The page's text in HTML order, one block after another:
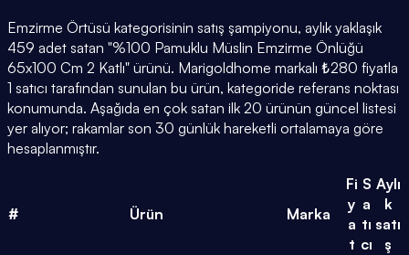
Emzirme Örtüsü kategorisinin satış şampiyonu, aylık yaklaşık
459 adet satan "%100 Pamuklu Müslin Emzirme Önlüğü
65x100 Cm 2 Katlı" ürünü. Marigoldhome markalı ₺280 fiyatla
1 satıcı tarafından sunulan bu ürün, kategoride referans noktası
konumunda. Aşağıda en çok satan ilk 20 ürünün güncel listesi
yer alıyor; rakamlar son 30 günlük hareketli ortalamaya göre
hesaplanmıştır.
# Ürün Marka
Fi
y
a
t
S
a
tı
cı
Aylı
k
satı
ş